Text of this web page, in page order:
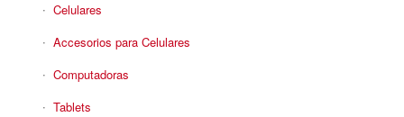
Celulares
Accesorios para Celulares
Computadoras
Tablets